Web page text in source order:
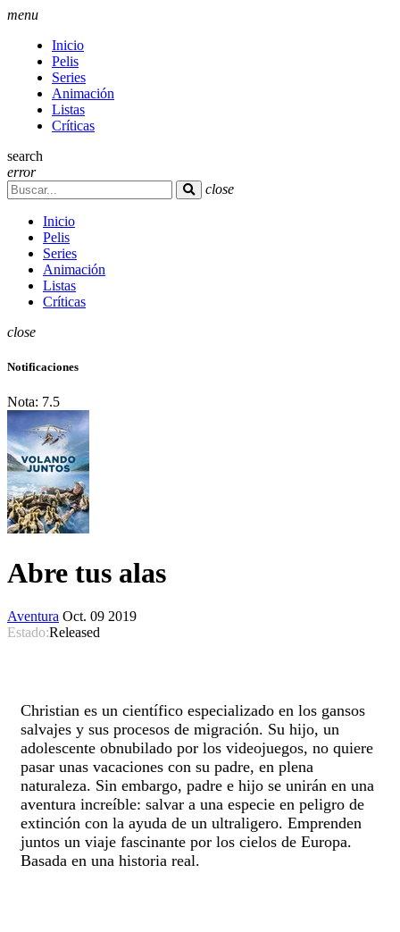
menu
Inicio
Pelis
Series
Animación
Listas
Críticas
search
error
close
Inicio
Pelis
Series
Animación
Listas
Críticas
close
Notificaciones
Nota: 7.5
Abre tus alas
Aventura Oct. 09 2019
Estado:Released
Christian es un científico especializado en los gansos
salvajes y sus procesos de migración. Su hijo, un
adolescente obnubilado por los videojuegos, no quiere
pasar unas vacaciones con su padre, en plena
naturaleza. Sin embargo, padre e hijo se unirán en una
aventura increíble: salvar a una especie en peligro de
extinción con la ayuda de un ultraligero. Emprenden
juntos un viaje fascinante por los cielos de Europa.
Basada en una historia real.